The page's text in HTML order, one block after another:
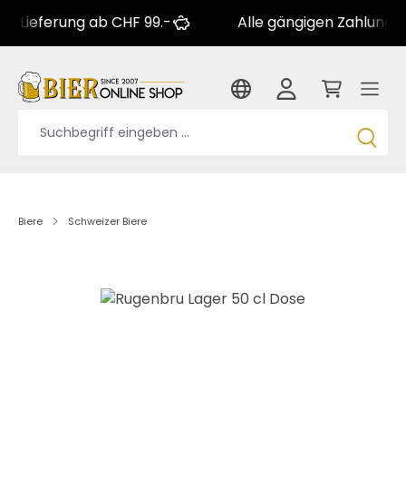
ab CHF 99.- Alle gängigen Zahlungsarten
Biere Schweizer Biere